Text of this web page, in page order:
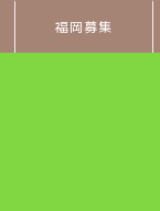
福岡募集